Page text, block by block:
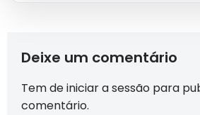
Deixe um comentário
Tem deiniciar a sessão para
comentário.